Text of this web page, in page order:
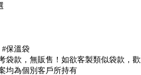
保溫袋
袋款，無販售！如欲客製類似袋款，歡
均為個別客戶所持有